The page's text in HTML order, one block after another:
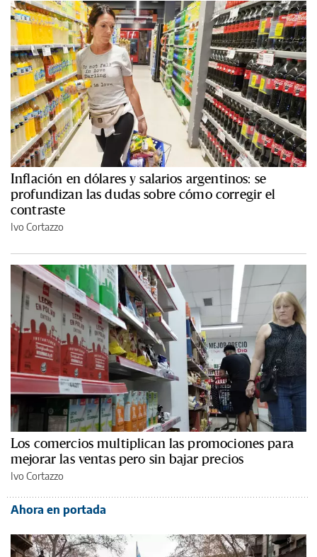
Inflación en dólares y salarios argentinos: se
profundizan las dudas sobre cómo corregir el
contraste
Ivo Cortazzo
Los comercios multiplican las promociones para
mejorar las ventas pero sin bajar precios
Ivo Cortazzo
Ahora en portada